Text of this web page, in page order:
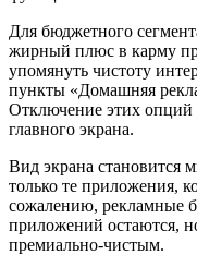
Для бюджетного
жирный плюс в карму
упомянуть чистоту
пункты «Домашняя
Отключение этих опций
главного экрана.
Вид экрана
только те приложения,
сожалению, рекламные
приложений остаются,
премиально-чистым.